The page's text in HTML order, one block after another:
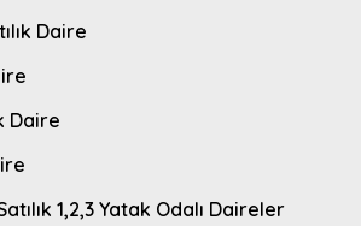
Daire
Daire
1,2,3 Yatak Odalı Daireler